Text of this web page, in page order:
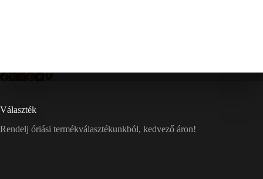
Választék
Rendelj óriási termékválasztékunkból, kedvező áron!